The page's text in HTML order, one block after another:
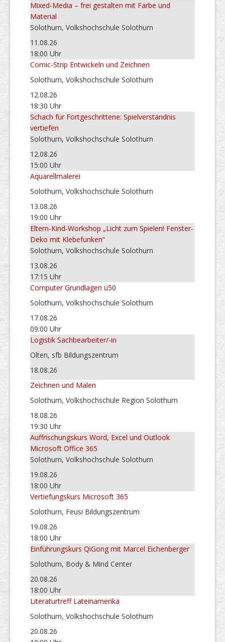
Mixed-Media – frei gestalten mit Farbe und
Material
Solothurn, Volkshochschule Solothurn
11.08.26
18:00 Uhr
Comic-Strip Entwickeln und Zeichnen
Solothurn, Volkshochschule Solothurn
12.08.26
18:30 Uhr
Schach für Fortgeschrittene: Spielverständnis
vertiefen
Solothurn, Volkshochschule Solothurn
12.08.26
15:00 Uhr
Aquarellmalerei
Solothurn, Volkshochschule Solothurn
13.08.26
19:00 Uhr
Eltern-Kind-Workshop „Licht zum Spielen! Fenster-
Deko mit Klebefunken“
Solothurn, Volkshochschule Solothurn
13.08.26
17:15 Uhr
Computer Grundlagen ü50
Solothurn, Volkshochschule Solothurn
17.08.26
09:00 Uhr
Logistik Sachbearbeiter/-in
Olten, sfb Bildungszentrum
18.08.26
Zeichnen und Malen
Solothurn, Volkshochschule Region Solothurn
18.08.26
19:30 Uhr
Auffrischungskurs Word, Excel und Outlook
Microsoft Office 365
Solothurn, Volkshochschule Solothurn
19.08.26
18:00 Uhr
Vertiefungskurs Microsoft 365
Solothurn, Feusi Bildungszentrum
19.08.26
18:00 Uhr
Einführungskurs QiGong mit Marcel Eichenberger
Solothurn, Body & Mind Center
20.08.26
18:00 Uhr
Literaturtreff Lateinamerika
Solothurn, Volkshochschule Solothurn
20.08.26